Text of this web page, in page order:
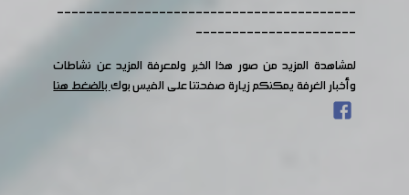
-----------------------------------------
----------------------
لمشاهدة المزيد من صور هذا الخبر ولمعرفة المزيد عن نشاطات
وأخبار الغرفة يمكنكم زيارة صفحتنا على الفيس بوكبالضغط هنا